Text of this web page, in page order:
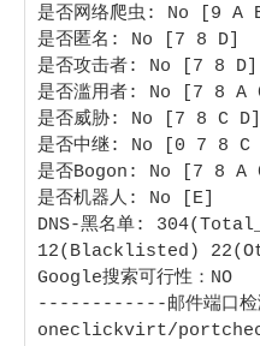
是否网络爬虫: No [9 A
是否匿名: No [7 8 D]
是否攻击者: No [7 8 D]
是否滥用者: No [7 8 A
是否威胁: No [7 8 C
是否中继: No [0 7 8 C
是否Bogon: No [7 8 A
是否机器人: No [E]
DNS-黑名单:
12(Blacklisted)
Google搜索可行性：NO
------------邮件端口检
oneclickvirt/